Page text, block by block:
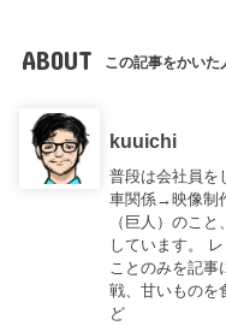
ABOUT この記事をかいた
kuuichi
普段は会社員を
車関係→映像制
（巨人）のこ
しています。
ことのみを記事
戦、甘いものを
ど